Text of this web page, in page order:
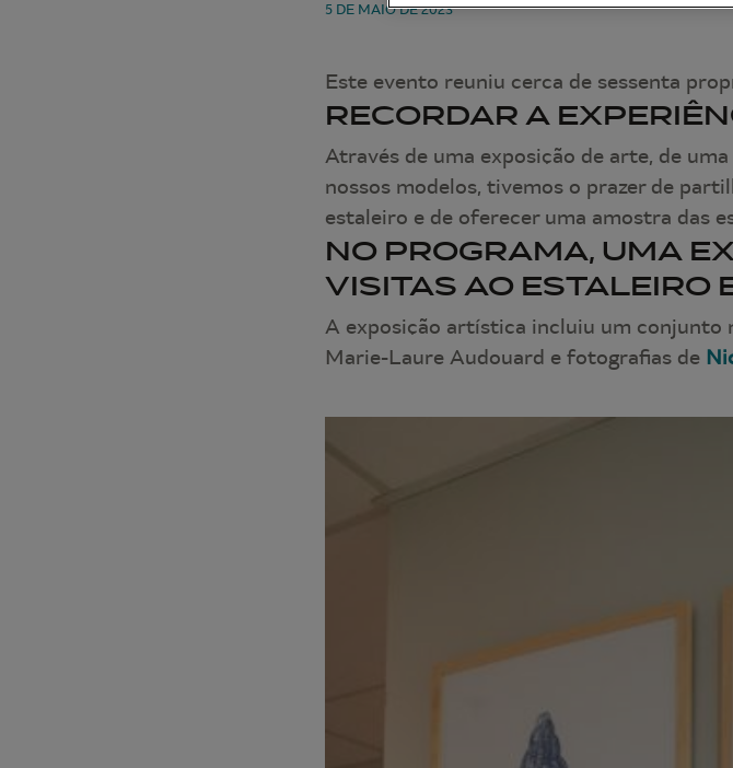
5 DE MAIO DE 2023
Este evento reuniu cerca de sessenta
RECORDAR A
Através de uma exposição de arte, de
nossos modelos, tivemos o prazer de
estaleiro e de oferecer uma amostra das
NO PROGRAMA, UMA
VISITAS AO ESTALEIRO
A exposição artística incluiu um conjunto
Marie-Laure Audouard e fotografias de